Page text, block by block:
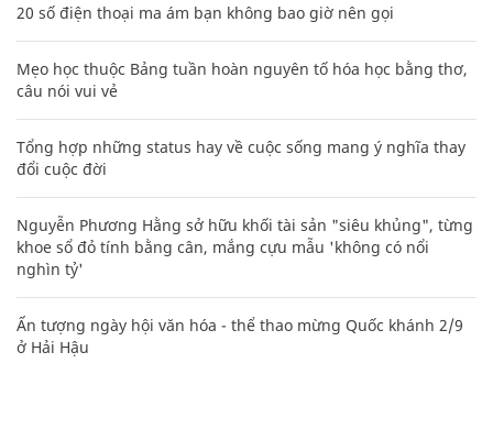
20 số điện thoại ma ám bạn không bao giờ nên gọi
Mẹo học thuộc Bảng tuần hoàn nguyên tố hóa học bằng thơ,
câu nói vui vẻ
Tổng hợp những status hay về cuộc sống mang ý nghĩa thay
đổi cuộc đời
Nguyễn Phương Hằng sở hữu khối tài sản "siêu khủng", từng
khoe sổ đỏ tính bằng cân, mắng cựu mẫu 'không có nổi
nghìn tỷ'
Ấn tượng ngày hội văn hóa - thể thao mừng Quốc khánh 2/9
ở Hải Hậu